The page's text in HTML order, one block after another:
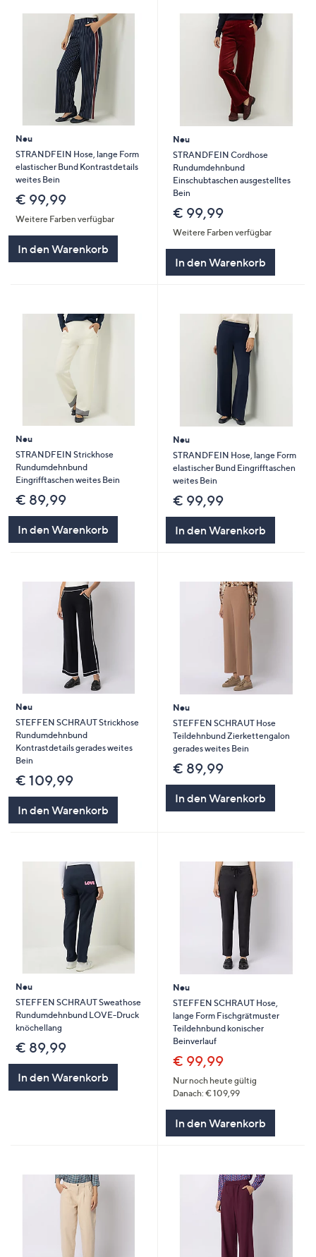
Neu
STRANDFEIN Hose, lange Form
elastischer Bund Kontrastdetails
weites Bein
€ 99,99
Weitere Farben verfügbar
In den Warenkorb
Neu
STRANDFEIN Cordhose
Rundumdehnbund
Einschubtaschen ausgestelltes
Bein
€ 99,99
Weitere Farben verfügbar
In den Warenkorb
Neu
STRANDFEIN Strickhose
Rundumdehnbund
Eingrifftaschen weites Bein
€ 89,99
In den Warenkorb
Neu
STRANDFEIN Hose, lange Form
elastischer Bund Eingrifftaschen
weites Bein
€ 99,99
In den Warenkorb
Neu
STEFFEN SCHRAUT Strickhose
Rundumdehnbund
Kontrastdetails gerades weites
Bein
€ 109,99
In den Warenkorb
Neu
STEFFEN SCHRAUT Hose
Teildehnbund Zierkettengalon
gerades weites Bein
€ 89,99
In den Warenkorb
Neu
STEFFEN SCHRAUT Sweathose
Rundumdehnbund LOVE-Druck
knöchellang
€ 89,99
In den Warenkorb
Neu
STEFFEN SCHRAUT Hose,
lange Form Fischgrätmuster
Teildehnbund konischer
Beinverlauf
€ 99,99
Nur noch heute gültig
Danach: € 109,99
In den Warenkorb